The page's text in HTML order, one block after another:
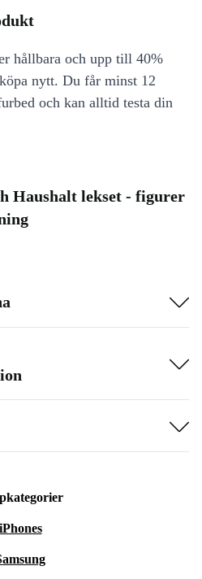
hållbara och upp till 40%
nytt. Du får minst 12
och kan alltid testa din
Haushalt lekset - figurer
iPhones